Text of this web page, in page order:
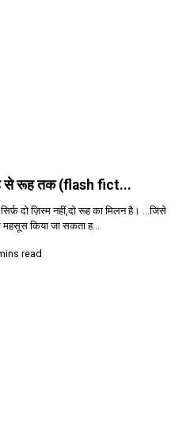
से रूह तक (flash fict...
दो ज़िस्म नहीं,दो रूह का मिलन है। ...जिसे
महसूस किया जा सकता ह...
read